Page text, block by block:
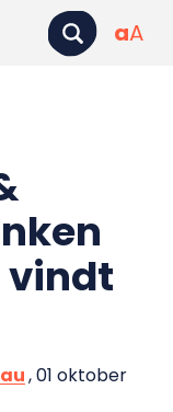
aA
vindt
, 01 oktober